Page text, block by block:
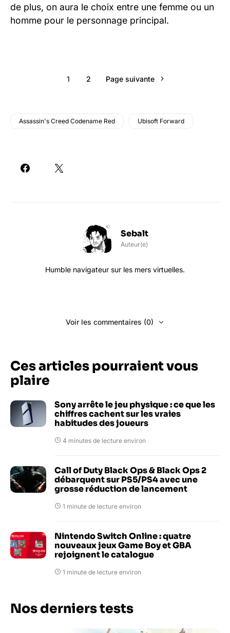
de plus, on aura le choix entre une femme ou un
homme pour le personnage principal.
1 2 Page suivante
Assassin's Creed Codename Red Ubisoft Forward
Sebalt
Auteur(e)
Humble navigateur sur les mers virtuelles.
Voir les commentaires (0)
Ces articles pourraient vous
plaire
Sony arrête le jeu physique : ce que les
chiffres cachent sur les vraies
habitudes des joueurs
4 minutes de lecture environ
Call of Duty Black Ops & Black Ops 2
débarquent sur PS5/PS4 avec une
grosse réduction de lancement
1 minute de lecture environ
Nintendo Switch Online : quatre
nouveaux jeux Game Boy et GBA
rejoignent le catalogue
1 minute de lecture environ
Nos derniers tests